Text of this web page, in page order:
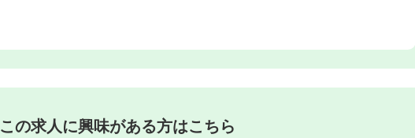
この求人に興味がある方はこちら